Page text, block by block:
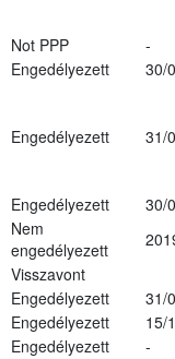
Not PPP
-
Engedélyezett
30/
Engedélyezett 31/
Engedélyezett
30/
Nem
engedélyezett
Visszavont
Engedélyezett
31/
Engedélyezett
15/
Engedélyezett
-